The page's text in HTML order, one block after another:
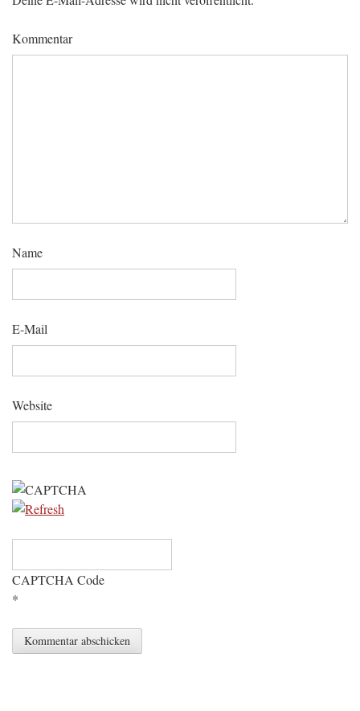
Kommentar
Name
E-Mail
Website
CAPTCHA Code
*